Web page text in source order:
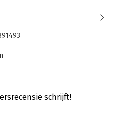
van de stad. En het lijkt erop
snode plannen heeft...
De Bellende Engel om hulp
geheim levende
aan kinderen met vragen,
schiet Gargo, een
Kan Dahlia Maarten
lukt het haar en Gargo om
schrijft!